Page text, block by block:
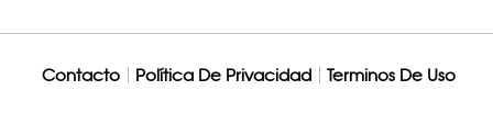
Contacto Política De Privacidad Terminos De Uso